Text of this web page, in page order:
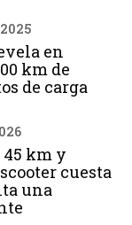
en
km de
de carga
45 km y
cuesta
una